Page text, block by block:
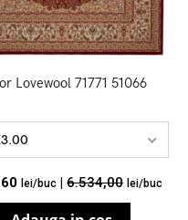
Lovewool 71771 51066
lei/buc | 6.534,00 lei/buc